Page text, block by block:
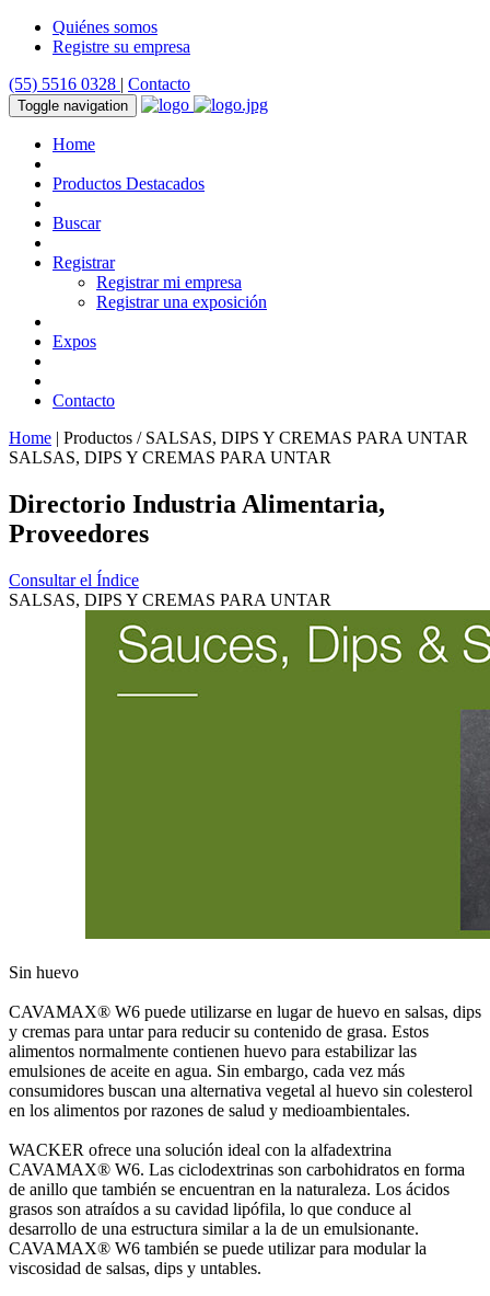
Quiénes somos
Registre su empresa
(55) 5516 0328 | Contacto
Toggle navigation
Home
Productos Destacados
Buscar
Registrar
Registrar mi empresa
Registrar una exposición
Expos
Contacto
Home | Productos / SALSAS, DIPS Y CREMAS PARA UNTAR
SALSAS, DIPS Y CREMAS PARA UNTAR
Directorio Industria Alimentaria,
Proveedores
Consultar el Índice
SALSAS, DIPS Y CREMAS PARA UNTAR
Sin huevo
CAVAMAX® W6 puede utilizarse en lugar de huevo en salsas, dips
y cremas para untar para reducir su contenido de grasa. Estos
alimentos normalmente contienen huevo para estabilizar las
emulsiones de aceite en agua. Sin embargo, cada vez más
consumidores buscan una alternativa vegetal al huevo sin colesterol
en los alimentos por razones de salud y medioambientales.
WACKER ofrece una solución ideal con la alfadextrina
CAVAMAX® W6. Las ciclodextrinas son carbohidratos en forma
de anillo que también se encuentran en la naturaleza. Los ácidos
grasos son atraídos a su cavidad lipófila, lo que conduce al
desarrollo de una estructura similar a la de un emulsionante.
CAVAMAX® W6 también se puede utilizar para modular la
viscosidad de salsas, dips y untables.